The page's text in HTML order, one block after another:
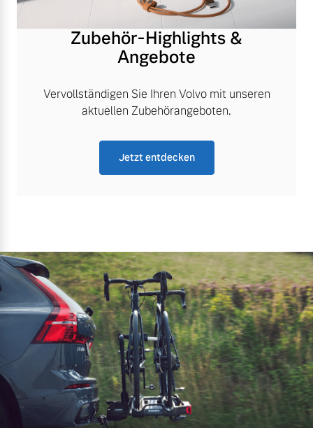
Zubehör-Highlights &
Angebote
Vervollständigen Sie Ihren Volvo mit unseren
aktuellen Zubehörangeboten.
Jetzt entdecken